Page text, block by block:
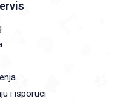
i isporuci